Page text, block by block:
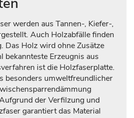
werden aus Tannen-, Kiefer-,
Auch Holzabfälle finden
Das Holz wird ohne Zusätze
bekannteste Erzeugnis aus
ist die Holzfaserplatte.
besonders umweltfreundlicher
der Verfilzung und
garantiert das Material